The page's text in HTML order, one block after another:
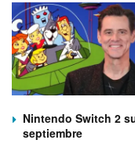
Nintendo Switch 2
septiembre